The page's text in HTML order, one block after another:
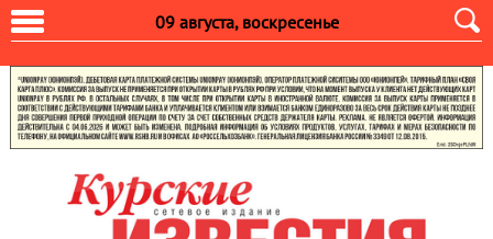
09 августа, воскресенье